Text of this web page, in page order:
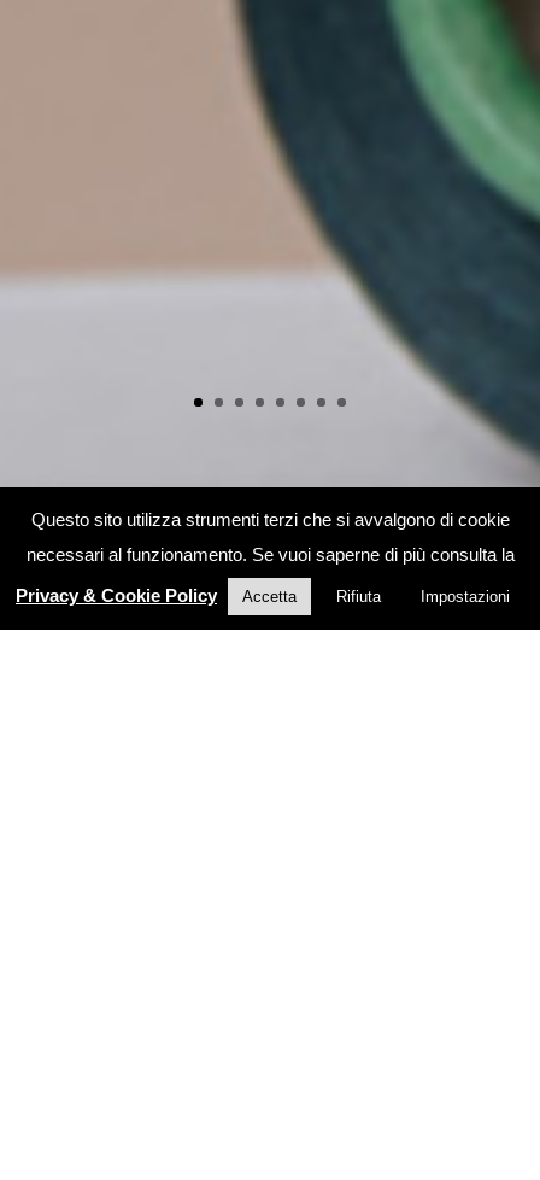
Questo sito utilizza strumenti terzi che si avvalgono di cookie
necessari al funzionamento. Se vuoi saperne di più consulta la
Privacy & Cookie Policy
Accetta Rifiuta Impostazioni